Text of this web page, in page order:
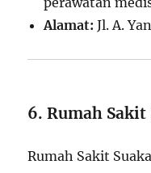
Alamat: Jl. A.
6. Rumah Sakit
Rumah Sakit